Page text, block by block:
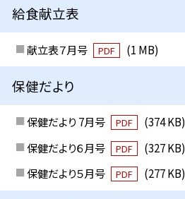
給食献立表
献立表７月号 PDF (1 MB)
保健だより
保健だより 7月号 PDF
(374 KB)
保健だより６月号
PDF
(327 KB)
保健だより５月号
PDF (277 KB)